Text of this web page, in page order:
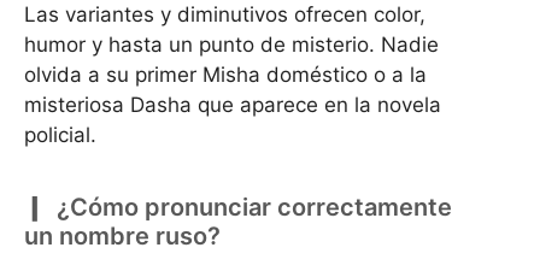
Las variantes y diminutivos ofrecen color,
humor y hasta un punto de misterio. Nadie
olvida a su primer Misha doméstico o a la
misteriosa Dasha que aparece en la novela
policial.
¿Cómo pronunciar correctamente
un nombre ruso?